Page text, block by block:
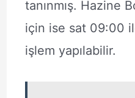
tanınmış. Hazine
için ise sat 09:00
işlem yapılabilir.